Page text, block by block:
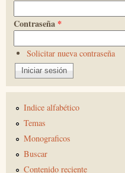
Contraseña *
Solicitar nueva contraseña
Indice alfabético
Temas
Monograficos
Buscar
Contenido reciente